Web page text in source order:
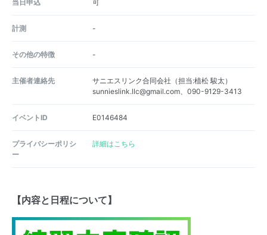
当日申込 可
計測 -
その他の特徴 -
主催者連絡先
サニエスリンク合同会社（担当:植松 駿太）
sunnieslink.llc@gmail.com、090-9129-3413
イベントID E0146484
プライバシーポリシ
ー
詳細はこちら
【内容と日程について】